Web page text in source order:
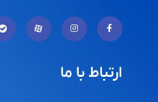
ارتباط با ما